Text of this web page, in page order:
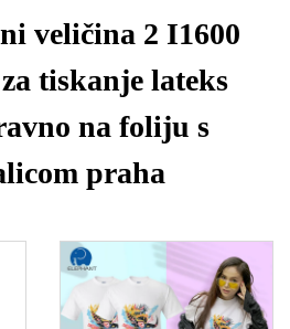
veličina 2 I1600
tiskanje lateks
na foliju s
praha